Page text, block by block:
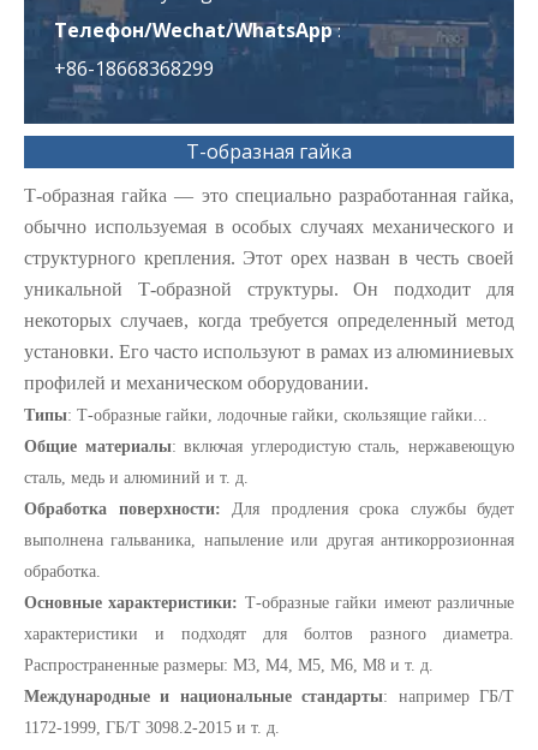
Телефон/Wechat/WhatsApp :
+86-18668368299
Т-образная гайка
Т-образная гайка — это специально разработанная гайка,
обычно используемая в особых случаях механического и
структурного крепления. Этот орех назван в честь своей
уникальной Т-образной структуры. Он подходит для
некоторых случаев, когда требуется определенный метод
установки. Его часто используют в рамах из алюминиевых
профилей и механическом оборудовании.
Типы: Т-образные гайки, лодочные гайки, скользящие гайки...
Общие материалы: включая углеродистую сталь, нержавеющую
сталь, медь и алюминий и т. д.
Обработка поверхности: Для продления срока службы будет
выполнена гальваника, напыление или другая антикоррозионная
обработка.
Основные характеристики: Т-образные гайки имеют различные
характеристики и подходят для болтов разного диаметра.
Распространенные размеры: M3, M4, M5, M6, M8 и т. д.
Международные и национальные стандарты: например ГБ/Т
1172-1999, ГБ/Т 3098.2-2015 и т. д.